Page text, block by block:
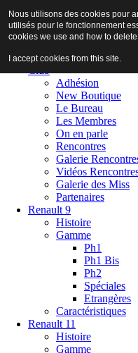
Accueil
Adhésion
New Boutique
Le Bureau
Les Membres
On en parle
Rencontres
Galerie
Vidéos
Galerie des Miss
Partenaires
Renault 9
Histoire
Gamme
Ph1
Ph1 Bis
Ph2
Spéciales
Etrangères
Caractéristiques
Renault 11
Histoire
Gamme
Nous utilisons des cookies pour
utilisés pour le fonctionnement
cookies we use and how to
I accept cookies from this site.